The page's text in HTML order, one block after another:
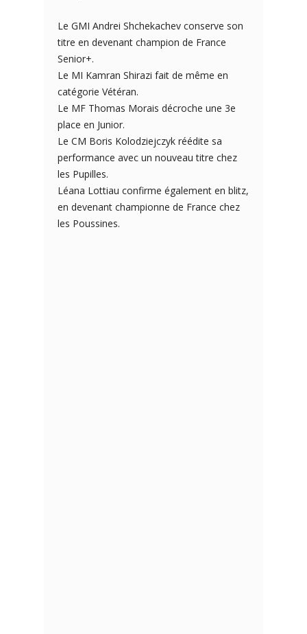
Le GMI Andrei Shchekachev conserve son
titre en devenant champion de France
Senior+.
Le MI Kamran Shirazi fait de même en
catégorie Vétéran.
Le MF Thomas Morais décroche une 3e
place en Junior.
Le CM Boris Kolodziejczyk réédite sa
performance avec un nouveau titre chez
les Pupilles.
Léana Lottiau confirme également en blitz,
en devenant championne de France chez
les Poussines.